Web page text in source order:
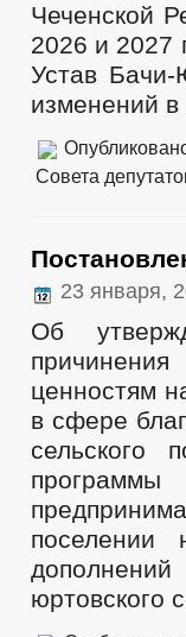
Чеченской
2026 и 2027
Устав Бачи-
изменений
Совета
23 января,
Об
ценностям
в сфере
сельского
юртовского